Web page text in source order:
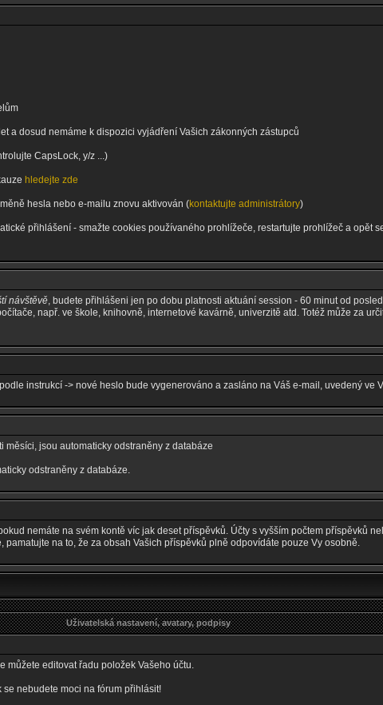
a dosud nemáme k dispozici vyjádření Vašich zákonných zástupců
CapsLock, y/z ...)
hledejte zde
hesla nebo e-mailu znovu aktivován (kontaktujte administrátory)
přihlášení - smažte cookies používaného prohlížeče, restartujte prohlížeč a opět
návštěvě, budete přihlášeni jen po dobu platnosti aktuání session - 60 minut od
např. ve škole, knihovně, internetové kavárně, univerzitě atd. Totéž může za
instrukcí -> nové heslo bude vygenerováno a zasláno na Váš e-mail, uvedený ve
jsou automaticky odstraněny z databáze
odstraněny z databáze.
nemáte na svém kontě víc jak deset příspěvků. Účty s vyšším počtem příspěvků
na to, že za obsah Vašich příspěvků plně odpovídáte pouze Vy osobně.
Uživatelská nastavení, avatary, podpisy
můžete editovat řadu položek Vašeho účtu.
nebudete moci na fórum přihlásit!